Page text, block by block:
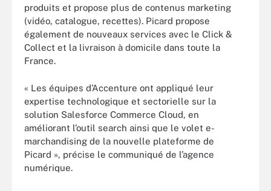
produits et propose plus de contenus marketing
(vidéo, catalogue, recettes). Picard propose
également de nouveaux services avec le Click &
Collect et la livraison à domicile dans toute la
France.
« Les équipes d’Accenture ont appliqué leur
expertise technologique et sectorielle sur la
solution Salesforce Commerce Cloud, en
améliorant l’outil search ainsi que le volet e-
marchandising de la nouvelle plateforme de
Picard », précise le communiqué de l’agence
numérique.